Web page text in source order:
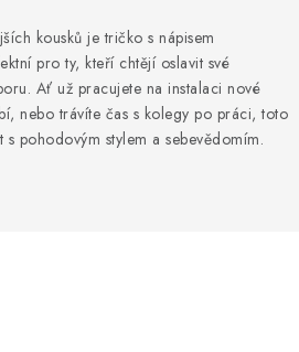
Doprava a platba
kousků je tričko s nápisem
pro ty, kteří chtějí oslavit své
Ať už pracujete na instalaci nové
nebo trávíte čas s kolegy po práci, toto
pohodovým stylem a sebevědomím.